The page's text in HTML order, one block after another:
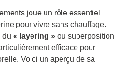
joue un rôle essentiel
pour vivre sans chauffage.
du « layering » ou superposition
efficace pour
Voici un aperçu de sa